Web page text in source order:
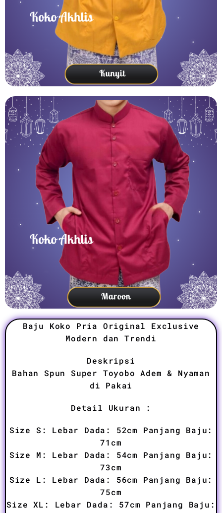
Baju Koko Pria Original Exclusive
Modern dan Trendi
Deskripsi
Bahan Spun Super Toyobo Adem & Nyaman
di Pakai
Detail Ukuran :
Size S: Lebar Dada: 52cm Panjang Baju:
71cm
Size M: Lebar Dada: 54cm Panjang Baju:
73cm
Size L: Lebar Dada: 56cm Panjang Baju:
75cm
Size XL: Lebar Dada: 57cm Panjang Baju: